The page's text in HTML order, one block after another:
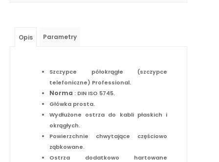
Opis Parametry
Szczypce półokrągłe (szczypce
telefoniczne) Professional.
Norma : DIN ISO 5745.
Główka prosta.
Wydłużone ostrza do kabli płaskich i
okrągłych.
Powierzchnie chwytające częściowo
ząbkowane.
Ostrza dodatkowo hartowane